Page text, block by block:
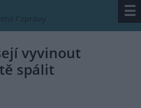
/ zprávy ☰
vyvinout
spálit